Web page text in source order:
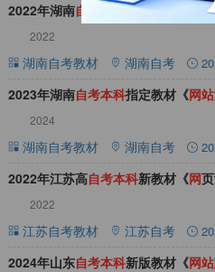
2022年湖南自 科新版教材《 站
2022
湖南自考教材 湖南自考
2023年湖南自考本科指定教材《网站
买2024
湖南自考教材 湖南自考
2022年江苏高自考本科新教材《网
买2022
江苏自考教材 江苏自考
2024年山东自考本科新版教材《网站